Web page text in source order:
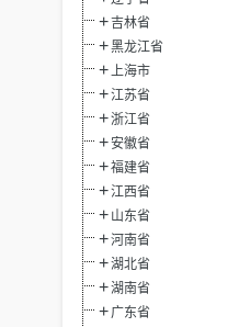
吉林省
黑龙江省
上海市
江苏省
浙江省
安徽省
福建省
江西省
山东省
河南省
湖北省
湖南省
广东省